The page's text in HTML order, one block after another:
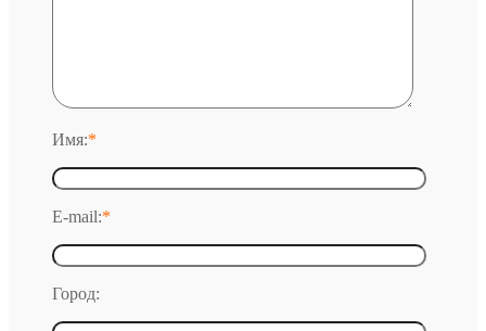
Имя:*
E-mail:*
Город: